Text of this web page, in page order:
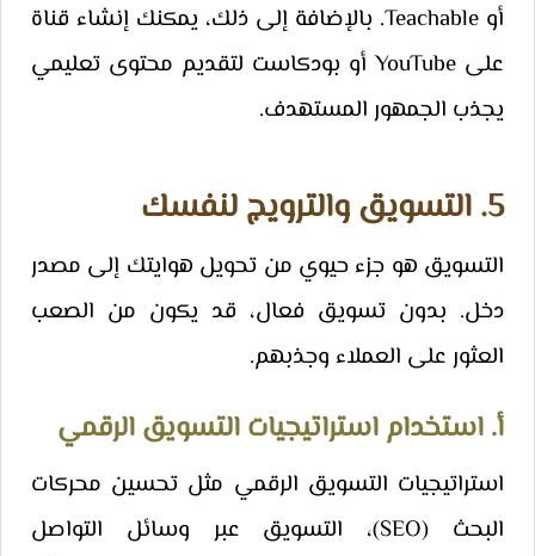
أو Teachable. بالإضافة إلى ذلك، يمكنك إنشاء قناة
على YouTube أو بودكاست لتقديم محتوى تعليمي
يجذب الجمهور المستهدف.
5. التسويق والترويج لنفسك
التسويق هو جزء حيوي من تحويل هوايتك إلى مصدر
دخل. بدون تسويق فعال، قد يكون من الصعب
العثور على العملاء وجذبهم.
أ. استخدام استراتيجيات التسويق الرقمي
استراتيجيات التسويق الرقمي مثل تحسين محركات
البحث (SEO)، التسويق عبر وسائل التواصل